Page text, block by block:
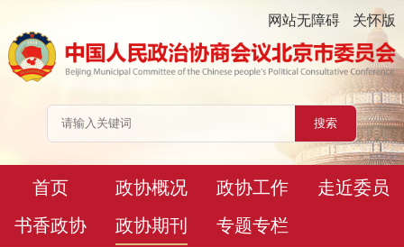
网站无障碍 关怀版
首页 政协概况 政协工作
走近委员
书香政协
政协期刊 专题专栏